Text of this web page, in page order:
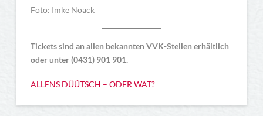
Foto: Imke Noack
Tickets sind an allen bekannten VVK-Stellen erhältlich
oder unter (0431) 901 901.
ALLENS DÜÜTSCH – ODER WAT?